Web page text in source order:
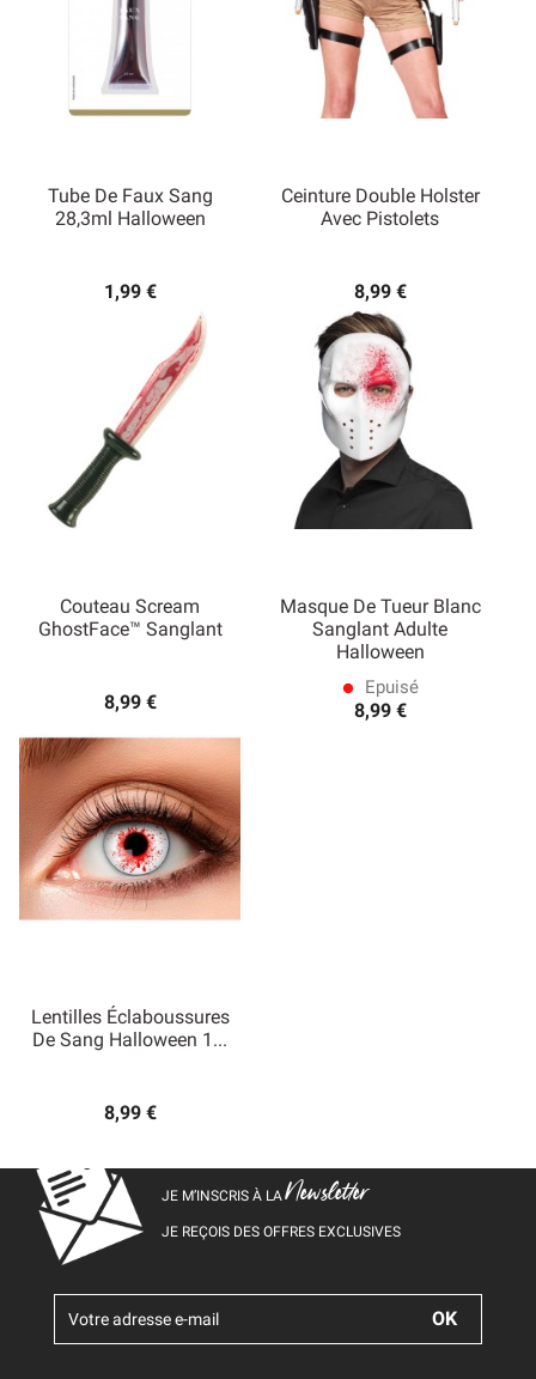
Tube De Faux Sang
28,3ml Halloween
1,99 €
Ceinture Double Holster
Avec Pistolets
8,99 €
Couteau Scream
GhostFace™ Sanglant
8,99 €
Masque De Tueur Blanc
Sanglant Adulte
Halloween
lens Epuisé
8,99 €
Lentilles Éclaboussures
De Sang Halloween 1...
8,99 €
JE M’INSCRIS À LANewsletter
JE REÇOIS DES OFFRES EXCLUSIVES